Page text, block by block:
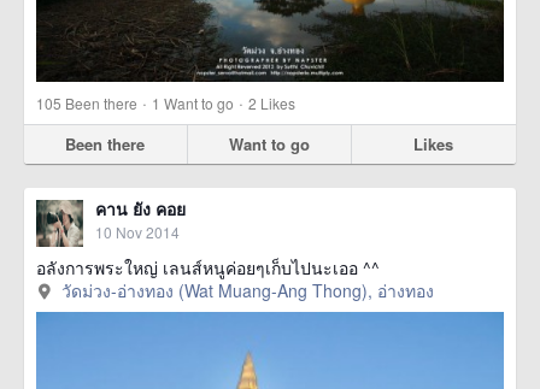
105 Been there · 1 Want to go · 2 Likes
Been there Want to go Likes
คาน ยัง คอย
10 Nov 2014
อลังการพระใหญ่ เลนส์หนูค่อยๆเก็บไปนะเออ ^^
วัดม่วง-อ่างทอง (Wat Muang-Ang Thong), อ่างทอง